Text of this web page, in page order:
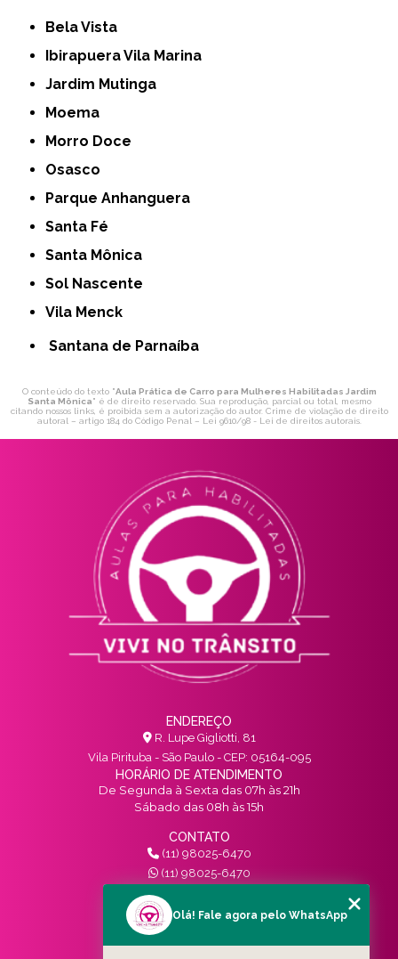
Bela Vista
Ibirapuera Vila Marina
Jardim Mutinga
Moema
Morro Doce
Osasco
Parque Anhanguera
Santa Fé
Santa Mônica
Sol Nascente
Vila Menck
Santana de Parnaíba
O conteúdo do texto "Aula Prática de Carro para Mulheres Habilitadas Jardim
Santa Mônica" é de direito reservado. Sua reprodução, parcial ou total, mesmo
citando nossos links, é proibida sem a autorização do autor. Crime de violação de direito
autoral – artigo 184 do Código Penal – Lei 9610/98 - Lei de direitos autorais.
ENDEREÇO
R. Lupe Gigliotti, 81
Vila Pirituba - São Paulo - CEP: 05164-095
HORÁRIO DE ATENDIMENTO
De Segunda à Sexta das 07h às 21h
Sábado das 08h às 15h
CONTATO
(11) 98025-6470
(11) 98025-6470
contato@vivinotransito.com.br
SIGA-NOS!
Olá! Fale agora pelo WhatsApp